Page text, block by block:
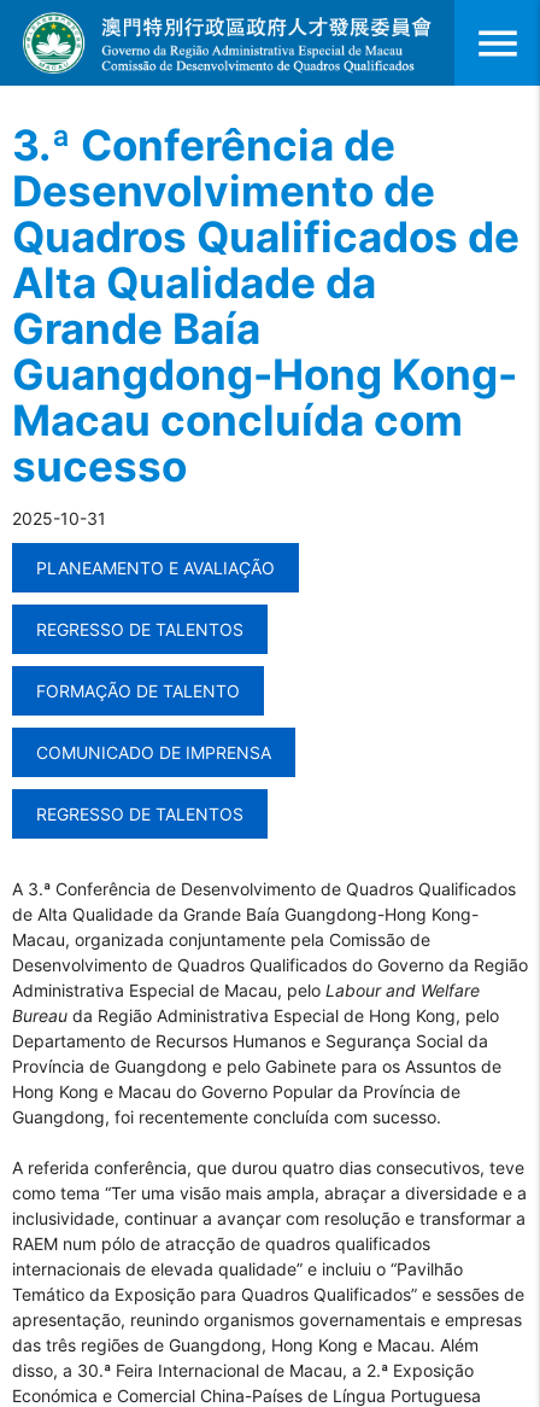
menu
3.ª Conferência de
Desenvolvimento de
Quadros Qualificados de
Alta Qualidade da
Grande Baía
Guangdong-Hong Kong-
Macau concluída com
sucesso
2025-10-31
PLANEAMENTO E AVALIAÇÃO
REGRESSO DE TALENTOS
FORMAÇÃO DE TALENTO
COMUNICADO DE IMPRENSA
REGRESSO DE TALENTOS
A 3.ª Conferência de Desenvolvimento de Quadros Qualificados
de Alta Qualidade da Grande Baía Guangdong-Hong Kong-
Macau, organizada conjuntamente pela Comissão de
Desenvolvimento de Quadros Qualificados do Governo da Região
Administrativa Especial de Macau, pelo Labour and Welfare
Bureau da Região Administrativa Especial de Hong Kong, pelo
Departamento de Recursos Humanos e Segurança Social da
Província de Guangdong e pelo Gabinete para os Assuntos de
Hong Kong e Macau do Governo Popular da Província de
Guangdong, foi recentemente concluída com sucesso.
A referida conferência, que durou quatro dias consecutivos, teve
como tema “Ter uma visão mais ampla, abraçar a diversidade e a
inclusividade, continuar a avançar com resolução e transformar a
RAEM num pólo de atracção de quadros qualificados
internacionais de elevada qualidade” e incluiu o “Pavilhão
Temático da Exposição para Quadros Qualificados” e sessões de
apresentação, reunindo organismos governamentais e empresas
das três regiões de Guangdong, Hong Kong e Macau. Além
disso, a 30.ª Feira Internacional de Macau, a 2.ª Exposição
Económica e Comercial China-Países de Língua Portuguesa